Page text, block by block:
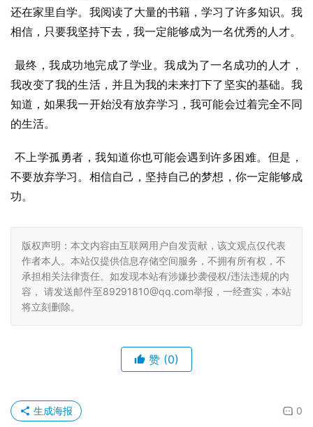
还在家里自学。我阅读了大量的书籍，学习了许多知识。我
相信，只要我坚持下去，我一定能够成为一名优秀的人才。
我改变了我的生活，并且为我的未来打下了坚实的基础。我
知道，如果我一开始没有放弃学习，我可能会过着完全不同
的生活。
不要放弃学习。相信自己，坚持自己的梦想，你一定能够成
功。
版权声明：本文内容由互联网用户自发贡献，该文观点仅代表
作者本人。本站仅提供信息存储空间服务，不拥有所有权，不
承担相关法律责任。如发现本站有涉嫌抄袭侵权/违法违规的内
容， 请发送邮件至89291810@qq.com举报，一经查实，本站
将立刻删除。
赞 (0)
0
生成海报